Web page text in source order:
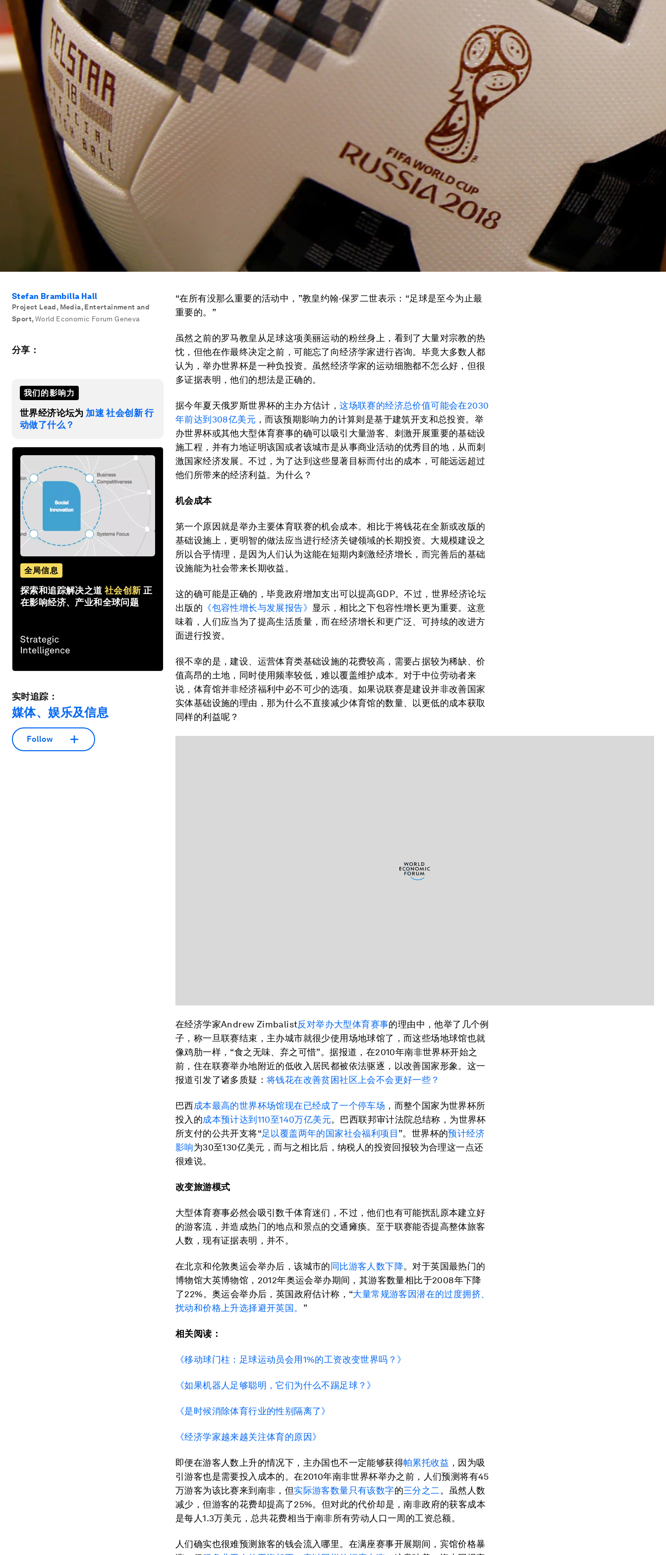
Stefan Brambilla Hall
Project Lead, Media, Entertainment and
Sport, World Economic Forum Geneva
分享：
我们的影响力
世界经济论坛为 加速 社会创新 行
动做了什么？
全局信息
探索和追踪解决之道 社会创新 正
在影响经济、产业和全球问题
实时追踪：
媒体、娱乐及信息
Follow
“在所有没那么重要的活动中，”教皇约翰·保罗二世表示：“足球是至今为止最
重要的。”
虽然之前的罗马教皇从足球这项美丽运动的粉丝身上，看到了大量对宗教的热
忱，但他在作最终决定之前，可能忘了向经济学家进行咨询。毕竟大多数人都
认为，举办世界杯是一种负投资。虽然经济学家的运动细胞都不怎么好，但很
多证据表明，他们的想法是正确的。
据今年夏天俄罗斯世界杯的主办方估计，这场联赛的经济总价值可能会在2030
年前达到308亿美元 ，而该预期影响力的计算则是基于建筑开支和总投资。举
办世界杯或其他大型体育赛事的确可以吸引大量游客、刺激开展重要的基础设
施工程，并有力地证明该国或者该城市是从事商业活动的优秀目的地，从而刺
激国家经济发展。不过，为了达到这些显著目标而付出的成本，可能远远超过
他们所带来的经济利益。为什么？
机会成本
第一个原因就是举办主要体育联赛的机会成本。相比于将钱花在全新或改版的
基础设施上，更明智的做法应当进行经济关键领域的长期投资。大规模建设之
所以合乎情理，是因为人们认为这能在短期内刺激经济增长，而完善后的基础
设施能为社会带来长期收益。
这的确可能是正确的，毕竟政府增加支出可以提高GDP。不过，世界经济论坛
出版的 《包容性增长与发展报告》 显示，相比之下包容性增长更为重要。这意
味着，人们应当为了提高生活质量，而在经济增长和更广泛、可持续的改进方
面进行投资。
很不幸的是，建设、运营体育类基础设施的花费较高，需要占据较为稀缺、价
值高昂的土地，同时使用频率较低，难以覆盖维护成本。对于中位劳动者来
说，体育馆并非经济福利中必不可少的选项。如果说联赛是建设并非改善国家
实体基础设施的理由，那为什么不直接减少体育馆的数量、以更低的成本获取
同样的利益呢？
在经济学家Andrew Zimbalist反对举办大型体育赛事的理由中，他举了几个例
子，称一旦联赛结束，主办城市就很少使用场地球馆了，而这些场地球馆也就
像鸡肋一样，“食之无味、弃之可惜”。据报道，在2010年南非世界杯开始之
前，住在联赛举办地附近的低收入居民都被依法驱逐，以改善国家形象。这一
报道引发了诸多质疑： 将钱花在改善贫困社区上会不会更好一些？
巴西成本最高的世界杯场馆现在已经成了一个停车场 ，而整个国家为世界杯所
投入的成本预计达到110至140万亿美元。巴西联邦审计法院总结称，为世界杯
所支付的公共开支将“足以覆盖两年的国家社会福利项目”。世界杯的预计经济
影响为30至130亿美元，而与之相比后，纳税人的投资回报较为合理这一点还
很难说。
改变旅游模式
大型体育赛事必然会吸引数千体育迷们，不过，他们也有可能扰乱原本建立好
的游客流，并造成热门的地点和景点的交通瘫痪。至于联赛能否提高整体旅客
人数，现有证据表明，并不。
在北京和伦敦奥运会举办后，该城市的 同比游客人数下降。对于英国最热门的
博物馆大英博物馆，2012年奥运会举办期间，其游客数量相比于2008年下降
了22%。奥运会举办后，英国政府估计称，“大量常规游客因潜在的过度拥挤、
扰动和价格上升选择避开英国。 ”
相关阅读：
《移动球门柱：足球运动员会用1%的工资改变世界吗？》
《如果机器人足够聪明，它们为什么不踢足球？》
《是时候消除体育行业的性别隔离了》
《经济学家越来越关注体育的原因》
即便在游客人数上升的情况下，主办国也不一定能够获得帕累托收益 ，因为吸
引游客也是需要投入成本的。在2010年南非世界杯举办之前，人们预测将有45
万游客为该比赛来到南非，但实际游客数量只有该数字的三分之二。虽然人数
减少，但游客的花费却提高了25%。但对此的代价却是，南非政府的获客成本
是每人1.3万美元，总共花费相当于南非所有劳动人口一周的工资总额。
人们确实也很难预测旅客的钱会流入哪里。在满座赛事开展期间，宾馆价格暴